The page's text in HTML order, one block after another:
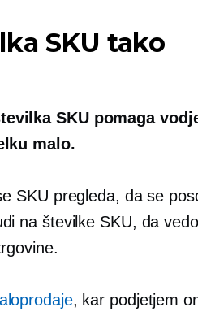
SKU tako
SKU pomaga
malo.
SKU pregleda, da se
na številke SKU, da
, kar podjetjem